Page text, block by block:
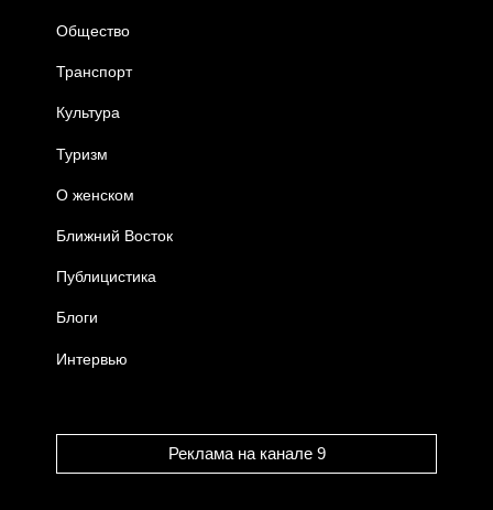
Общество
Транспорт
Культура
Туризм
О женском
Ближний Восток
Публицистика
Блоги
Интервью
Реклама на канале 9